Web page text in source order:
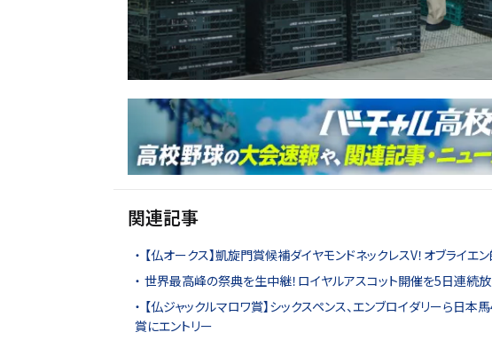
関連記事
【仏オークス】凱旋門賞候補ダイヤモンドネックレスV！オブライ
世界最高峰の祭典を生中継！ロイヤルアスコット開催を5日連続
【仏ジャックルマロワ賞】シックスペンス、エンブロイダリーら日
賞にエントリー